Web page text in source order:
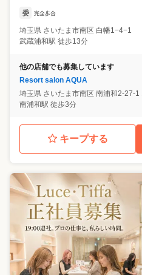
委 完全歩合
埼玉県 さいたま市南区 白幡1−4−1
武蔵浦和駅 徒歩13分
他の店舗でも募集しています
Resort salon AQUA
埼玉県 さいたま市南区 南浦和2-27-1
南浦和駅 徒歩3分
キープする